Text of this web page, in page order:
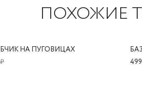
ПОХОЖИЕ
НА ПУГОВИЦАХ